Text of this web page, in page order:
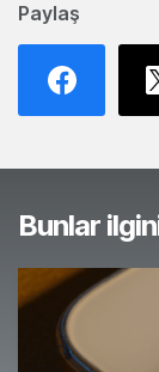
Paylaş
Bunlar